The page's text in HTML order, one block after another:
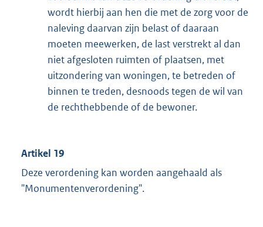
wordt hierbij aan hen die met de zorg voor de
naleving daarvan zijn belast of daaraan
moeten meewerken, de last verstrekt al dan
niet afgesloten ruimten of plaatsen, met
uitzondering van woningen, te betreden of
binnen te treden, desnoods tegen de wil van
de rechthebbende of de bewoner.
Artikel 19
Deze verordening kan worden aangehaald als
"Monumentenverordening".